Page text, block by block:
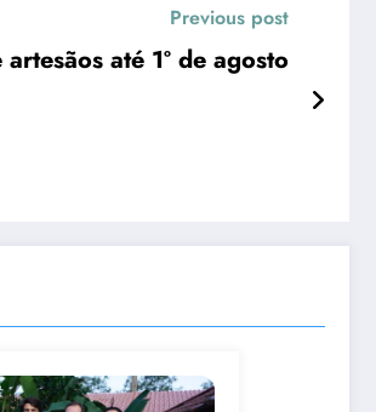
Previous post
até 1º de agosto